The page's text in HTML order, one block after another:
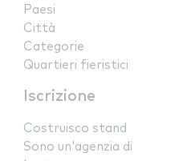
Paesi
Città
Categorie
Quartieri fieristici
Iscrizione
Costruisco stand
Sono un'agenzia di